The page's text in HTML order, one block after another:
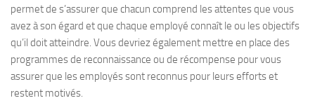
permet de s’assurer que chacun comprend les attentes que vous
avez à son égard et que chaque employé connaît le ou les objectifs
qu’il doit atteindre. Vous devriez également mettre en place des
programmes de reconnaissance ou de récompense pour vous
assurer que les employés sont reconnus pour leurs efforts et
restent motivés.